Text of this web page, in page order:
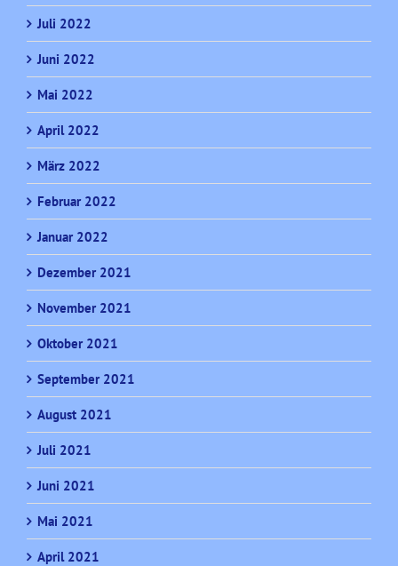
Juli 2022
Juni 2022
Mai 2022
April 2022
März 2022
Februar 2022
Januar 2022
Dezember 2021
November 2021
Oktober 2021
September 2021
August 2021
Juli 2021
Juni 2021
Mai 2021
April 2021